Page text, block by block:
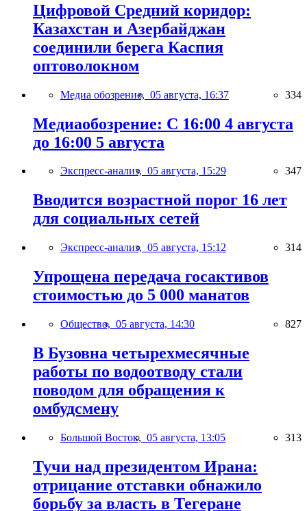
Цифровой Средний коридор:
Казахстан и Азербайджан
соединили берега Каспия
оптоволокном
Медиа обозрение, 05 августа, 16:37 334
Медиаобозрение: С 16:00 4 августа
до 16:00 5 августа
Экспресс-анализ, 05 августа, 15:29 347
Вводится возрастной порог 16 лет
для социальных сетей
Экспресс-анализ, 05 августа, 15:12 314
Упрощена передача госактивов
стоимостью до 5 000 манатов
Общество, 05 августа, 14:30 827
В Бузовна четырехмесячные
работы по водоотводу стали
поводом для обращения к
омбудсмену
Большой Восток, 05 августа, 13:05 313
Тучи над президентом Ирана:
отрицание отставки обнажило
борьбу за власть в Тегеране